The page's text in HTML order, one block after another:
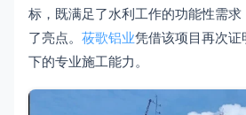
标，既满足了水利工作的功能性需
了亮点。 莜歌铝业凭借该项目再次
下的专业施工能力。